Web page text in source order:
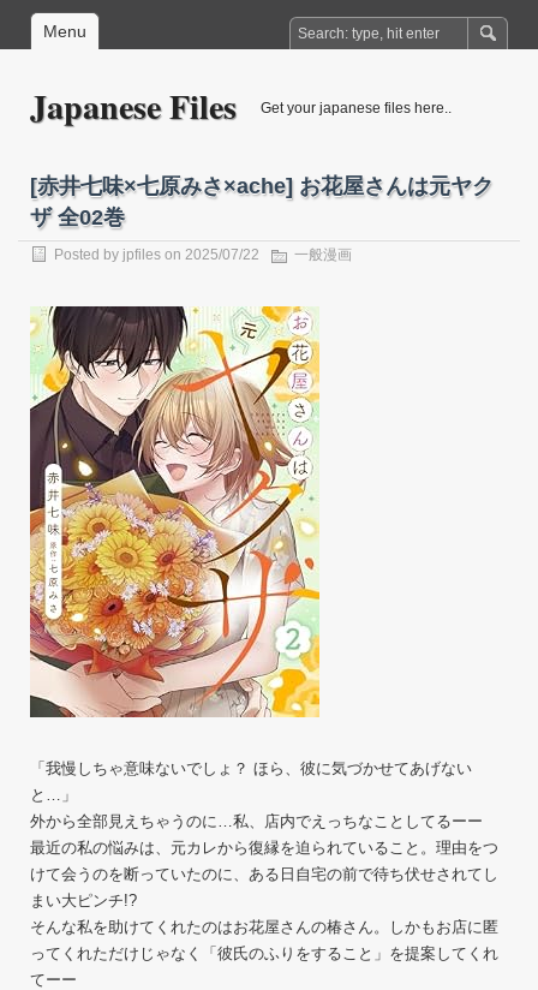
Menu
Japanese Files Get your japanese files here..
[赤井七味×七原みさ×ache] お花屋さんは元ヤク
ザ 全02巻
Posted by jpfiles on 2025/07/22 一般漫画
「我慢しちゃ意味ないでしょ？ ほら、彼に気づかせてあげない
と…」
外から全部見えちゃうのに…私、店内でえっちなことしてるーー
最近の私の悩みは、元カレから復縁を迫られていること。理由をつ
けて会うのを断っていたのに、ある日自宅の前で待ち伏せされてし
まい大ピンチ!?
そんな私を助けてくれたのはお花屋さんの椿さん。しかもお店に匿
ってくれただけじゃなく「彼氏のふりをすること」を提案してくれ
てーー